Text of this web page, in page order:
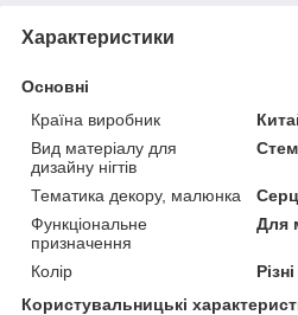
Характеристики
Основні
Країна виробник
Вид матеріалу для
дизайну нігтів
Тематика декору, малюнка
Функціональне
призначення
Для
Колір
Користувальницькі